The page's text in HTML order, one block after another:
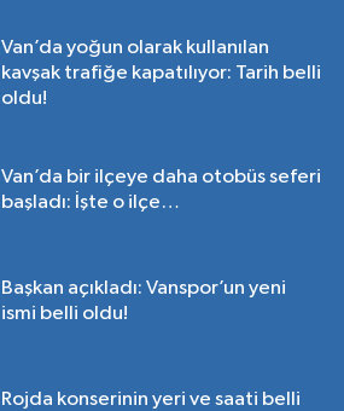
Van’da yoğun olarak kullanılan
kavşak trafiğe kapatılıyor: Tarih belli
oldu!
Van’da bir ilçeye daha otobüs seferi
başladı: İşte o ilçe…
Başkan açıkladı: Vanspor’un yeni
ismi belli oldu!
Rojda konserinin yeri ve saati belli